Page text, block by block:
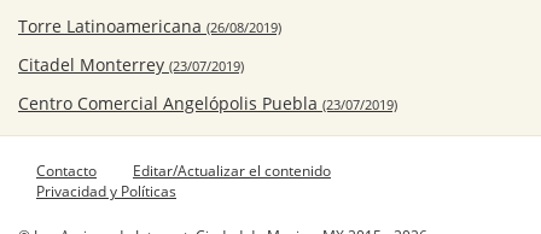
Torre Latinoamericana (26/08/2019)
Citadel Monterrey (23/07/2019)
Centro Comercial Angelópolis Puebla (23/07/2019)
Contacto
Editar/Actualizar el contenido
Privacidad y Políticas